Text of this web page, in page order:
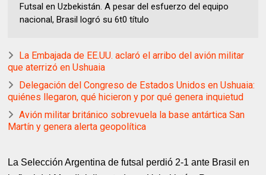
Futsal en Uzbekistán. A pesar del esfuerzo del equipo
nacional, Brasil logró su 6t0 título
La Embajada de EE.UU. aclaró el arribo del avión militar
que aterrizó en Ushuaia
Delegación del Congreso de Estados Unidos en Ushuaia:
quiénes llegaron, qué hicieron y por qué genera inquietud
Avión militar británico sobrevuela la base antártica San
Martín y genera alerta geopolítica
La Selección Argentina de futsal perdió 2-1 ante Brasil en